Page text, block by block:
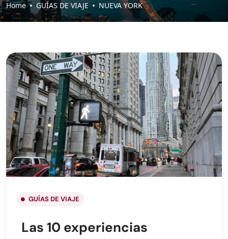
Home GUÍAS DE VIAJE NUEVA YORK
GUÍAS DE VIAJE
Las 10 experiencias